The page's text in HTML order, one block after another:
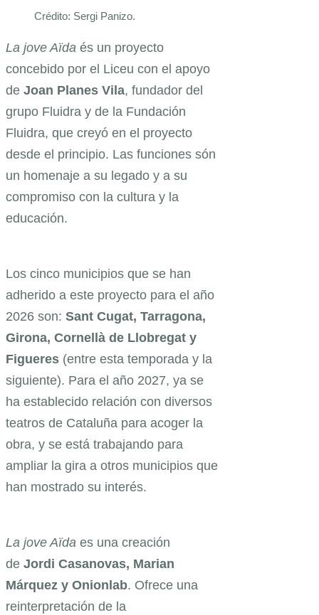
Crédito: Sergi Panizo.
La jove Aïda és un proyecto
concebido por el Liceu con el apoyo
de Joan Planes Vila, fundador del
grupo Fluidra y de la Fundación
Fluidra, que creyó en el proyecto
desde el principio. Las funciones són
un homenaje a su legado y a su
compromiso con la cultura y la
educación.
Los cinco municipios que se han
adherido a este proyecto para el año
2026 son: Sant Cugat, Tarragona,
Girona, Cornellà de Llobregat y
Figueres (entre esta temporada y la
siguiente). Para el año 2027, ya se
ha establecido relación con diversos
teatros de Cataluña para acoger la
obra, y se está trabajando para
ampliar la gira a otros municipios que
han mostrado su interés.
La jove Aïda es una creación
de Jordi Casanovas, Marian
Márquez y Onionlab. Ofrece una
reinterpretación de la